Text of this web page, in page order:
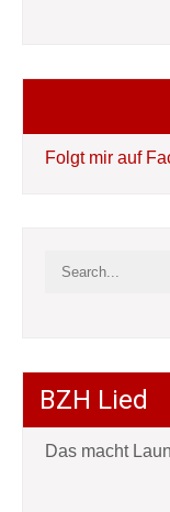
Folgt mir auf
BZH Lied
Das macht